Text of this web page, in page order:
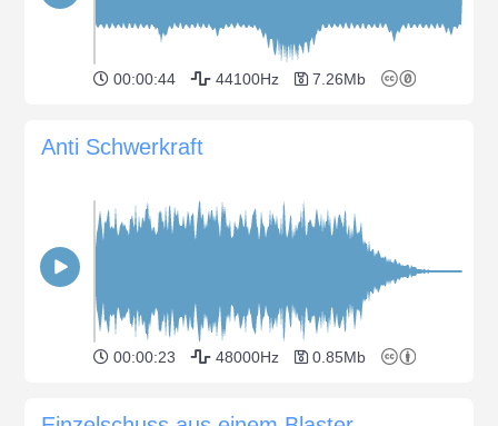
00:00:44 44100Hz 7.26Mb
Anti Schwerkraft
00:00:23 48000Hz 0.85Mb